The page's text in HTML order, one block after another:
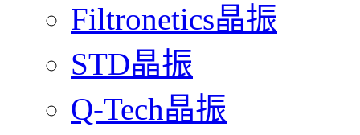
Filtronetics晶振
STD晶振
Q-Tech晶振